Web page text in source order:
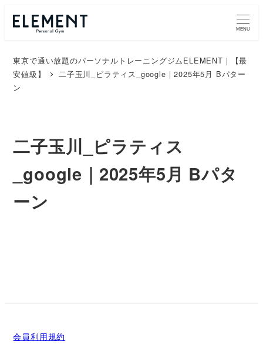
MENU
東京で通い放題のパーソナルトレーニングジムELEMENT｜【最
安値級】
二子玉川_ピラティス_google｜2025年5月 Bパター
ン
二子玉川_ピラティス
_google｜2025年5月 Bパタ
ーン
会員利用規約